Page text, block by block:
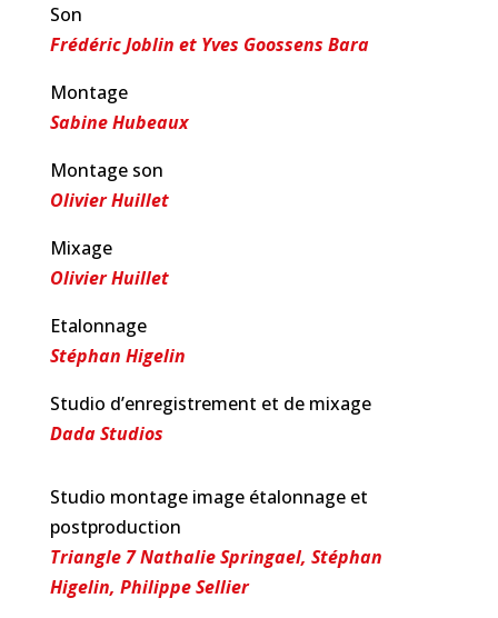
Son
Frédéric Joblin et Yves Goossens Bara
Montage
Sabine Hubeaux
Montage son
Olivier Huillet
Mixage
Olivier Huillet
Etalonnage
Stéphan Higelin
Studio d’enregistrement et de mixage
Dada Studios
Studio montage image étalonnage et
postproduction
Triangle 7 Nathalie Springael, Stéphan
Higelin, Philippe Sellier